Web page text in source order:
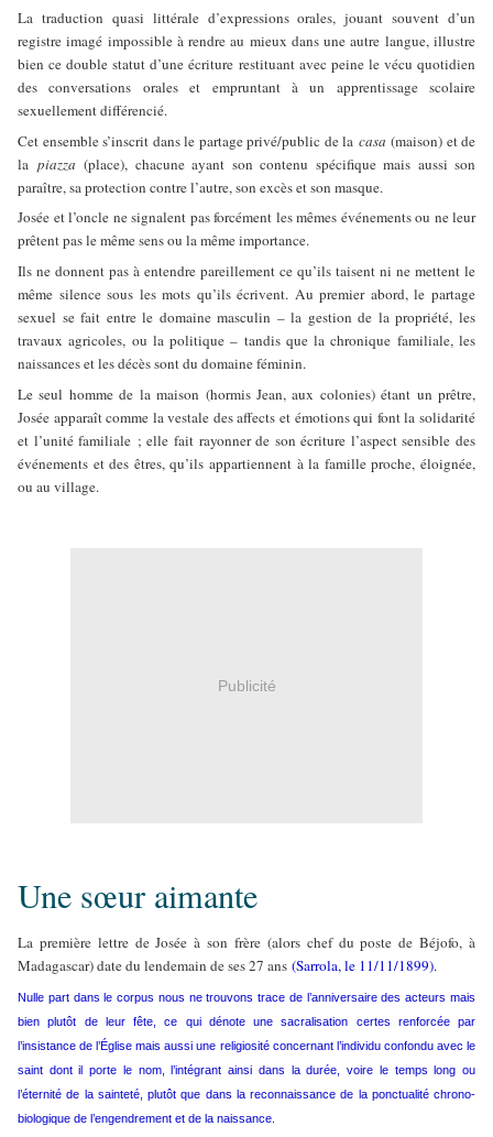
La traduction quasi littérale d’expressions orales, jouant souvent d’un
registre imagé impossible à rendre au mieux dans une autre langue, illustre
bien ce double statut d’une écriture restituant avec peine le vécu quotidien
des conversations orales et empruntant à un apprentissage scolaire
sexuellement différencié.
Cet ensemble s’inscrit dans le partage privé/public de la casa (maison) et de
la piazza (place), chacune ayant son contenu spécifique mais aussi son
paraître, sa protection contre l’autre, son excès et son masque.
Josée et l’oncle ne signalent pas forcément les mêmes événements ou ne leur
prêtent pas le même sens ou la même importance.
Ils ne donnent pas à entendre pareillement ce qu’ils taisent ni ne mettent le
même silence sous les mots qu’ils écrivent. Au premier abord, le partage
sexuel se fait entre le domaine masculin – la gestion de la propriété, les
travaux agricoles, ou la politique – tandis que la chronique familiale, les
naissances et les décès sont du domaine féminin.
Le seul homme de la maison (hormis Jean, aux colonies) étant un prêtre,
Josée apparaît comme la vestale des affects et émotions qui font la solidarité
et l’unité familiale ; elle fait rayonner de son écriture l’aspect sensible des
événements et des êtres, qu’ils appartiennent à la famille proche, éloignée,
ou au village.
Publicité
Une sœur aimante
La première lettre de Josée à son frère (alors chef du poste de Béjofo, à
Madagascar) date du lendemain de ses 27 ans (Sarrola, le 11/11/1899).
Nulle part dans le corpus nous ne trouvons trace de l’anniversaire des acteurs mais
bien plutôt de leur fête, ce qui dénote une sacralisation certes renforcée par
l’insistance de l’Église mais aussi une religiosité concernant l’individu confondu avec le
saint dont il porte le nom, l’intégrant ainsi dans la durée, voire le temps long ou
l’éternité de la sainteté, plutôt que dans la reconnaissance de la ponctualité chrono-
biologique de l’engendrement et de la naissance.